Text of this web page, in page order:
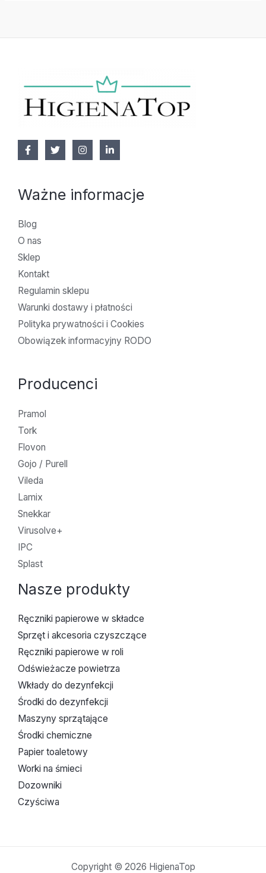
Ważne informacje
Blog
O nas
Sklep
Kontakt
Regulamin sklepu
Warunki dostawy i płatności
Polityka prywatności i Cookies
Obowiązek informacyjny RODO
Producenci
Pramol
Tork
Flovon
Gojo / Purell
Vileda
Lamix
Snekkar
Virusolve+
IPC
Splast
Nasze produkty
Ręczniki papierowe w składce
Sprzęt i akcesoria czyszczące
Ręczniki papierowe w roli
Odświeżacze powietrza
Wkłady do dezynfekcji
Środki do dezynfekcji
Maszyny sprzątające
Środki chemiczne
Papier toaletowy
Worki na śmieci
Dozowniki
Czyściwa
Copyright © 2026 HigienaTop